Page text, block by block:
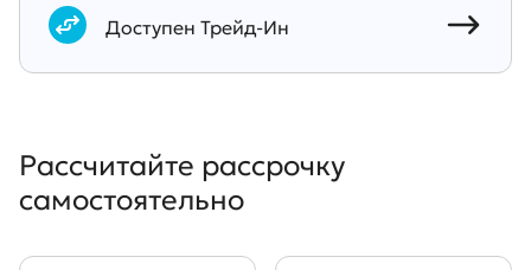
Доступен Трейд-Ин
Рассчитайте рассрочку
самостоятельно